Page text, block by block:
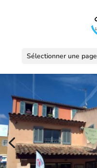
Sélectionner une page